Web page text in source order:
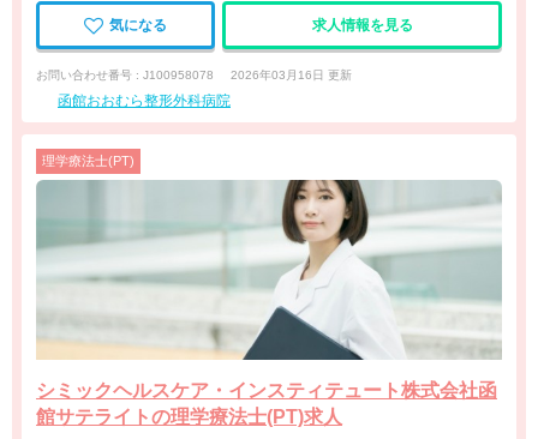
気になる 求人情報を見る
お問い合わせ番号 : J100958078 2026年03月16日 更新
函館おおむら整形外科病院
理学療法士(PT)
シミックヘルスケア・インスティテュート株式会社函
館サテライトの理学療法士(PT)求人